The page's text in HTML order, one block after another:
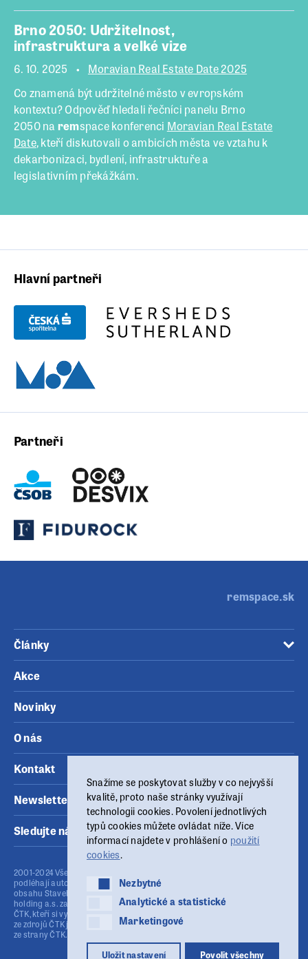
Brno 2050: Udržitelnost,
infrastruktura a velké vize
6. 10. 2025
Moravian Real Estate Date 2025
Co znamená být udržitelné město v evropském
kontextu? Odpověď hledali řečníci panelu Brno
2050 na remspace konferenci Moravian Real Estate
Date, kteří diskutovali o ambicích města ve vztahu k
dekarbonizaci, bydlení, infrastruktuře a
legislativním překážkám.
Hlavní partneři
Partneři
remspace.sk
Články
Akce
Novinky
O nás
Kontakt
Newsletter
Sledujte nás
2001-2024 Všechny materiály zveřejněné na těchto www stránkách
podléhají autorskému zákonu (č.121/2000 Sb.). Publikování nebo šíření
obsahu Stavebního fóra je bez písemného souhlasu provozovatele MSG
holding a.s. zakázáno. Stavební fórum využívá agenturní zpravodajství
ČTK, kteří si vyhrazují veškerá práva. Publikování nebo další šíření obsahu
ze zdrojů ČTK je výslovně zakázáno bez předchozího písemného souhlasu
ze strany ČTK. ISSN: 1213-9785
Snažíme se poskytovat služby v co nejvyšší
kvalitě, proto naše stránky využívají
technologii cookies. Povolení jednotlivých
typů cookies můžete ovládat níže. Více
informací najdete v prohlášení o použití
cookies.
NezbytnéNezbytné
Analytické a statistické
Analytické a statistické
Marketingové
Marketingové
Uložit nastavení Povolit všechny